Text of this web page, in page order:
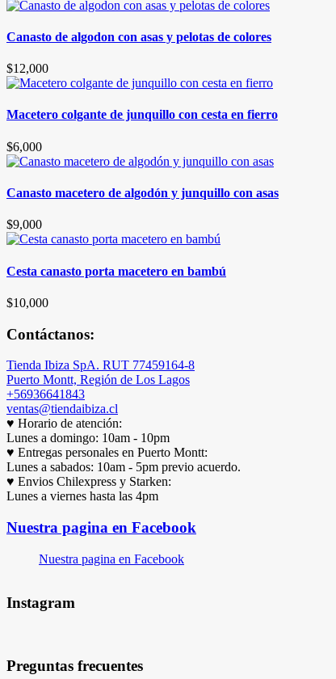
Canasto de algodon con asas y pelotas de colores
$12,000
Macetero colgante de junquillo con cesta en fierro
$6,000
Canasto macetero de algodón y junquillo con asas
$9,000
Cesta canasto porta macetero en bambú
$10,000
Contáctanos:
Tienda Ibiza SpA. RUT 77459164-8
Puerto Montt, Región de Los Lagos
+56936641843
ventas@tiendaibiza.cl
♥ Horario de atención:
Lunes a domingo: 10am - 10pm
♥ Entregas personales en Puerto Montt:
Lunes a sabados: 10am - 5pm previo acuerdo.
♥ Envios Chilexpress y Starken:
Lunes a viernes hasta las 4pm
Nuestra pagina en Facebook
Nuestra pagina en Facebook
Instagram
Preguntas frecuentes